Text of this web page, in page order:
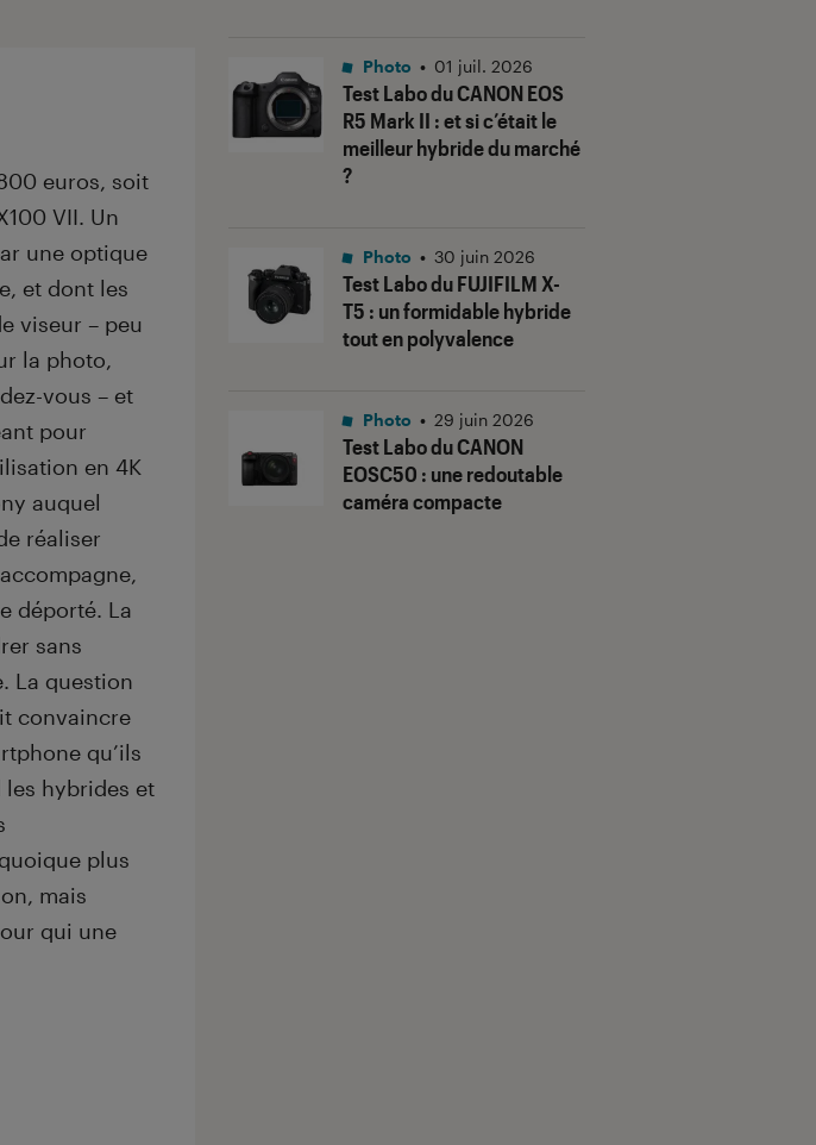
euros, soit
VII. Un
une optique
et dont les
viseur – peu
la photo,
vous – et
pour
en 4K
auquel
réaliser
déporté. La
sans
La question
convaincre
qu’ils
hybrides et
plus
mais
qui une
Test Labo du CANON EOS
R5 Mark II : et si c’était le
meilleur hybride du marché
?
Photo • 01 juil. 2026
Test Labo du FUJIFILM X-
T5 : un formidable hybride
tout en polyvalence
Photo • 30 juin 2026
Test Labo du CANON
EOSC50 : une redoutable
caméra compacte
Photo • 29 juin 2026